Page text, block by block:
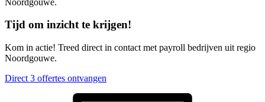
Tijd om inzicht te krijgen!
Kom in actie! Treed direct in contact met payroll bedrijven uit regio
Noordgouwe.
Direct 3 offertes ontvangen